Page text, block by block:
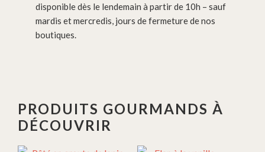
disponible dès le lendemain à partir de 10h – sauf
mardis et mercredis, jours de fermeture de nos
boutiques.
PRODUITS GOURMANDS À
DÉCOUVRIR